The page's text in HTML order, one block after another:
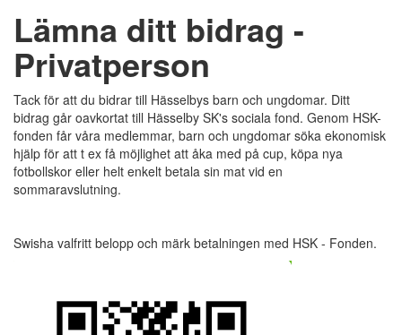
Lämna ditt bidrag -
Privatperson
Tack för att du bidrar till Hässelbys barn och ungdomar. Ditt
bidrag går oavkortat till Hässelby SK's sociala fond. Genom HSK-
fonden får våra medlemmar, barn och ungdomar söka ekonomisk
hjälp för att t ex få möjlighet att åka med på cup, köpa nya
fotbollskor eller helt enkelt betala sin mat vid en
sommaravslutning.
Swisha valfritt belopp och märk betalningen med HSK - Fonden.